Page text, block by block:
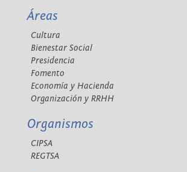
Áreas
Cultura
Bienestar Social
Presidencia
Fomento
Economía y Hacienda
Organización y RRHH
Organismos
CIPSA
REGTSA